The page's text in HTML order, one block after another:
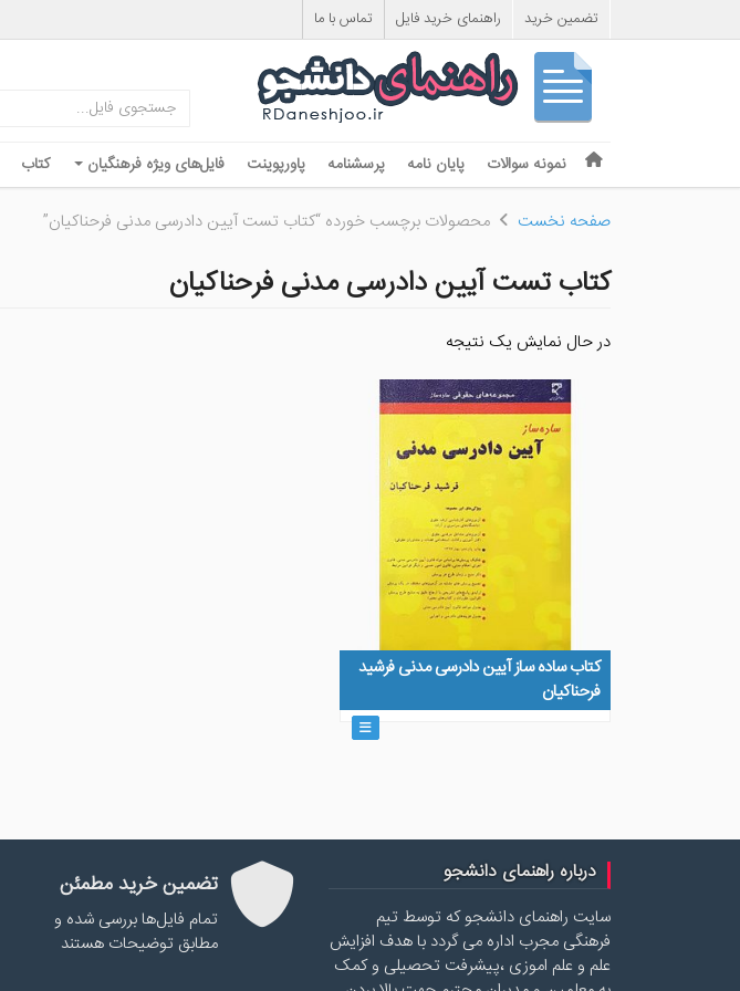
تضمین خرید راهنمای خرید فایل تماس با ما
Menu
Skip to content
نمونه سوالات پایان نامه پرسشنامه پاورپوینت فایل‌های ویژه فرهنگیان کتاب
صفحه نخست محصولات برچسب خورده “کتاب تست آیین دادرسی مدنی فرحناکیان”
کتاب تست آیین دادرسی مدنی فرحناکیان
در حال نمایش یک نتیجه
کتاب ساده ساز آیین دادرسی مدنی فرشید
فرحناکیان
درباره راهنمای دانشجو
سایت راهنمای دانشجو که توسط تیم
فرهنگی مجرب اداره می گردد با هدف افزایش
علم و علم اموزی ،پیشرفت تحصیلی و کمک
تضمین خرید مطمئن
تمام فایل‌ها بررسی شده و
مطابق توضیحات هستند